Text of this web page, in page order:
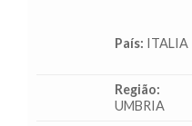
País: ITALIA
Região:
UMBRIA